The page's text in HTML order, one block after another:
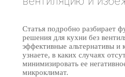
Статья подробно разбирает
решения для кухни без
эффективные альтернативы
узнаете, в каких случаях
минимизировать ее
микроклимат.